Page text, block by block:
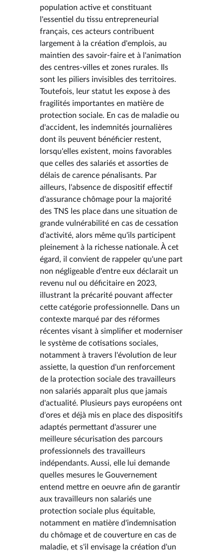
population active et constituant
l'essentiel du tissu entrepreneurial
français, ces acteurs contribuent
largement à la création d'emplois, au
maintien des savoir-faire et à l'animation
des centres-villes et zones rurales. Ils
sont les piliers invisibles des territoires.
Toutefois, leur statut les expose à des
fragilités importantes en matière de
protection sociale. En cas de maladie ou
d'accident, les indemnités journalières
dont ils peuvent bénéficier restent,
lorsqu'elles existent, moins favorables
que celles des salariés et assorties de
délais de carence pénalisants. Par
ailleurs, l'absence de dispositif effectif
d'assurance chômage pour la majorité
des TNS les place dans une situation de
grande vulnérabilité en cas de cessation
d'activité, alors même qu'ils participent
pleinement à la richesse nationale. À cet
égard, il convient de rappeler qu'une part
non négligeable d'entre eux déclarait un
revenu nul ou déficitaire en 2023,
illustrant la précarité pouvant affecter
cette catégorie professionnelle. Dans un
contexte marqué par des réformes
récentes visant à simplifier et moderniser
le système de cotisations sociales,
notamment à travers l'évolution de leur
assiette, la question d'un renforcement
de la protection sociale des travailleurs
non salariés apparaît plus que jamais
d'actualité. Plusieurs pays européens ont
d'ores et déjà mis en place des dispositifs
adaptés permettant d'assurer une
meilleure sécurisation des parcours
professionnels des travailleurs
indépendants. Aussi, elle lui demande
quelles mesures le Gouvernement
entend mettre en oeuvre afin de garantir
aux travailleurs non salariés une
protection sociale plus équitable,
notamment en matière d'indemnisation
du chômage et de couverture en cas de
maladie, et s'il envisage la création d'un